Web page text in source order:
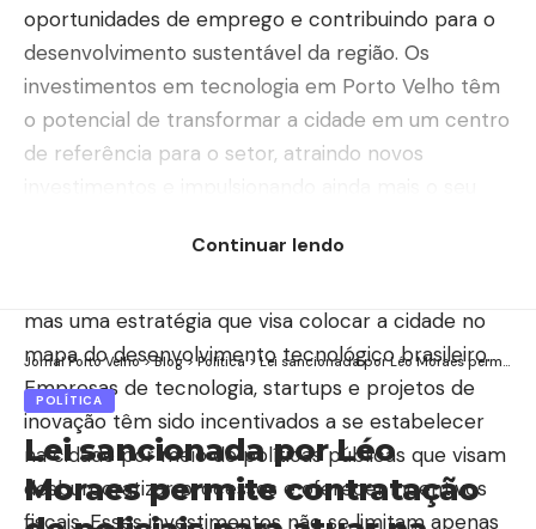
oportunidades de emprego e contribuindo para o
desenvolvimento sustentável da região. Os
investimentos em tecnologia em Porto Velho têm
o potencial de transformar a cidade em um centro
de referência para o setor, atraindo novos
O aumento dos investimentos em tecnologia em
mas uma estratégia que visa colocar a cidade no
mapa do desenvolvimento tecnológico brasileiro.
Empresas de tecnologia, startups e projetos de
inovação têm sido incentivados a se estabelecer
na cidade por meio de políticas públicas que visam
desburocratizar processos e oferecer incentivos
fiscais. Esses investimentos não se limitam apenas
Continuar lendo
Jornal Porto Velho>Blog>Política>Lei sancionada por Léo Moraes permite contratação de policiais para atuar na segurança municipal de Porto Velho
POLÍTICA
Lei sancionada por Léo
Moraes permite contratação